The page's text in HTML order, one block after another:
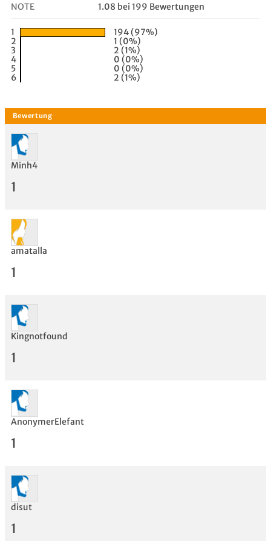
NOTE 1.08 bei 199 Bewertungen
1
194 (97%)
2
1 (0%)
3
2 (1%)
4
0 (0%)
5
0 (0%)
6
2 (1%)
Minh4
1
amatalla
1
Kingnotfound
1
AnonymerElefant
1
disut
1